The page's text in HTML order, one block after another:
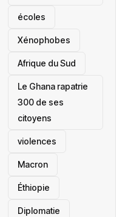
écoles
‎Xénophobes
Afrique du Sud
Le Ghana rapatrie
300 de ses
citoyens
violences
Macron
Éthiopie
Diplomatie